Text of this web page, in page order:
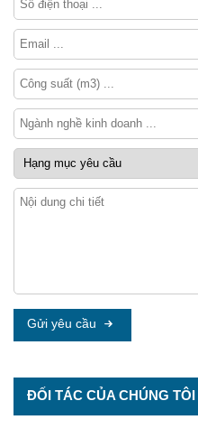
Module xử lý
Bể lắng và
Trong các
đóng vai trò ...
Gửi yêu cầu
ĐỐI TÁC CỦA CHÚNG TÔI